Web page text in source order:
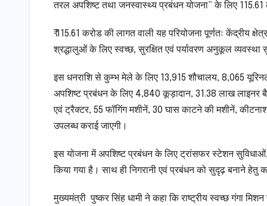
तरल अपशिष्ट तथा जनस्वास्थ्य प्रबंधन योजना” के लिए
₹ 115.61 करोड की लागत वाली यह परियोजना पूर्णतः केंद्रीय
श्रद्धालुओं के लिए स्वच्छ, सुरक्षित एवं पर्यावरण अनुकूल व्यवस्था
इस धनराशि से कुम्भ मेले के लिए 13,915 शौचालय, 8,065
अपशिष्ट प्रबंधन के लिए 4,840 कूड़ादान, 31.38 लाख लाइनर
एवं ट्रैक्टर, 55 फॉगिंग मशीनें, 30 घास काटने की मशीनें,
उपलब्ध कराई जाएगी।
इस योजना में अपशिष्ट प्रबंधन के लिए ट्रांसफर स्टेशन
किया गया है। साथ ही निगरानी एवं प्रबंधन को सुदृढ़ बनाने हेतु
मुख्यमंत्री पुष्कर सिंह धामी ने कहा कि राष्ट्रीय स्वच्छ गंगा